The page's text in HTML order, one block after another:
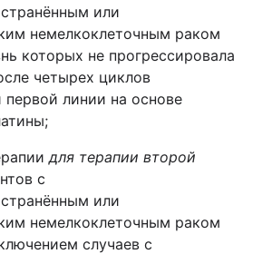
или
немелкоклеточным раком
которых не прогрессировала
четырех циклов
линии на основе
для терапии второй
с
или
немелкоклеточным раком
случаев с